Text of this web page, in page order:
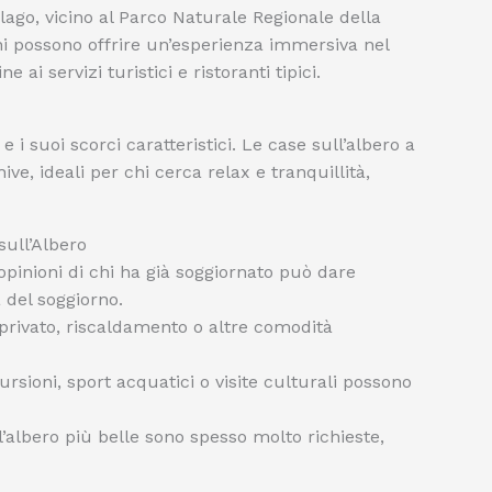
vicino al Parco Naturale Regionale della
possono offrire un’esperienza immersiva nel
ai servizi turistici e ristoranti tipici.
i suoi scorci caratteristici. Le case sull’albero a
ideali per chi cerca relax e tranquillità,
di chi ha già soggiornato può dare
soggiorno.
riscaldamento o altre comodità
sport acquatici o visite culturali possono
più belle sono spesso molto richieste,